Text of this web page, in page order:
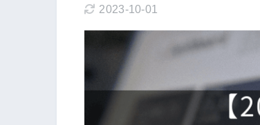
2023-10-01